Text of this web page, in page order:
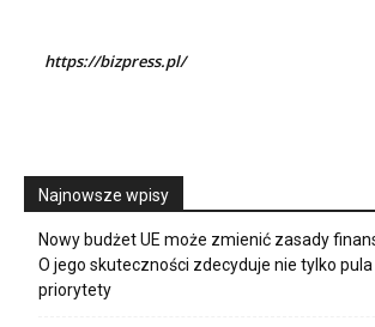
https://bizpress.pl/
Najnowsze wpisy
Nowy budżet UE może zmienić zasady
O jego skuteczności zdecyduje nie tylko pula
priorytety